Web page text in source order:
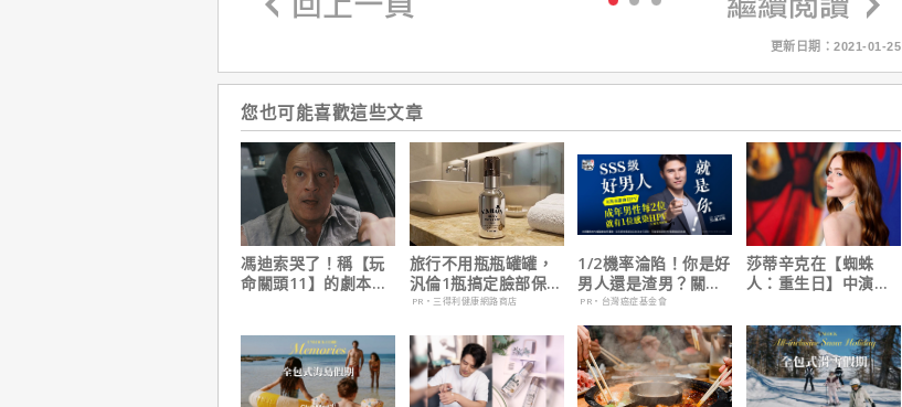
更新日期：2021-01-25
您也可能喜歡這些文章
馮迪索哭了！稱【玩
命關頭11】的劇本是
旅行不用瓶瓶罐罐，
汎倫1瓶搞定臉部保
養！
PR・三得利健康網路商店
1/2機率淪陷！你是好
男人還是渣男？關鍵
在這
PR・台灣癌症基金會
莎蒂辛克在【蜘蛛
人：重生日】中演的
下伏筆？